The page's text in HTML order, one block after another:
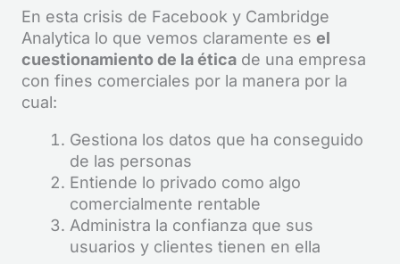
En esta crisis de Facebook y Cambridge
Analytica lo que vemos claramente es el
cuestionamiento de la ética de una empresa
con fines comerciales por la manera por la
cual:
Gestiona los datos que ha conseguido
de las personas
Entiende lo privado como algo
comercialmente rentable
Administra la confianza que sus
usuarios y clientes tienen en ella